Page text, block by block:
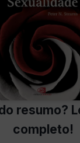
resumo?
completo!